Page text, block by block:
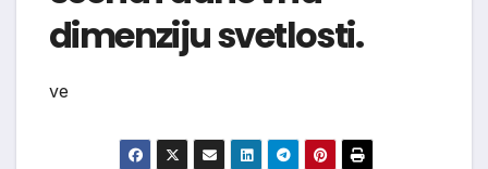
dimenziju svetlosti.
ve